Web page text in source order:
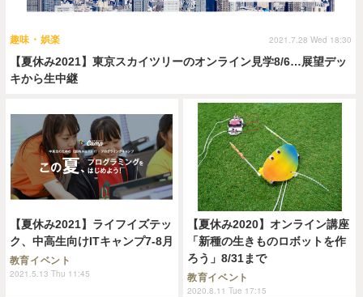
【夏休み2021】東京スカイツリーのオンライン見学8/6…展望デッ
キから生中継
趣味・娯楽 2021.7.28 Wed 18:30
【夏休み2021】ライフイズテッ
ク、中高生向けITキャンプ7-8月
教育イベント
2021.5.13 Thu 11:45
【夏休み2020】オンライン講座
「新種の生きものロボットを作
ろう」8/31まで
教育イベント
2020.8.11 Tue 17:15